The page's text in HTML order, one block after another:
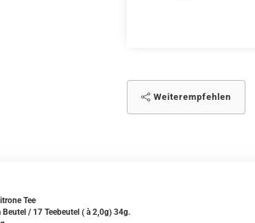
Weiterempfehlen
Tee
Beutel / 17 Teebeutel ( à 2,0g) 34g.